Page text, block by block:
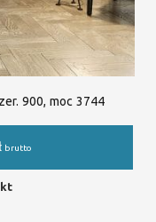
900, moc 3744
brutto